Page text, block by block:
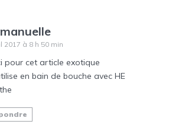
2017 à 8 h 50 min
pour cet article exotique
en bain de bouche avec HE